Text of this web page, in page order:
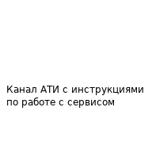
Канал АТИ с инструкциями
по работе с сервисом